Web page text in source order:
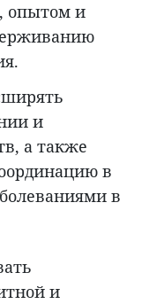
опытом и
и
а также
в
в
и